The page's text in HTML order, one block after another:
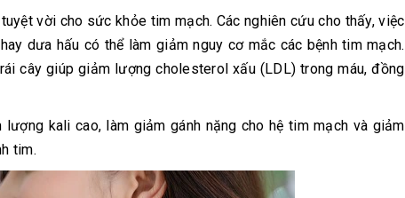
vời cho sức khỏe tim mạch. Các nghiên cứu cho thấy, việc
dưa hấu có thể làm giảm nguy cơ mắc các bệnh tim mạch.
cây giúp giảm lượng cholesterol xấu (LDL) trong máu, đồng
kali cao, làm giảm gánh nặng cho hệ tim mạch và giảm
tim.